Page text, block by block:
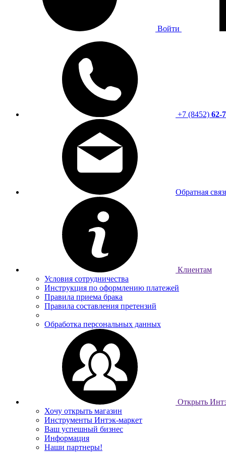
Войти
+7 (8452) 62-
Обратная
Клиентам
Условия сотрудничества
Инструкция по оформлению платежей
Правила приема брака
Правила составления претензий
Обработка персональных данных
Открыть
Хочу открыть магазин
Инструменты Интэк-маркет
Ваш успешный бизнес
Информация
Наши партнеры!